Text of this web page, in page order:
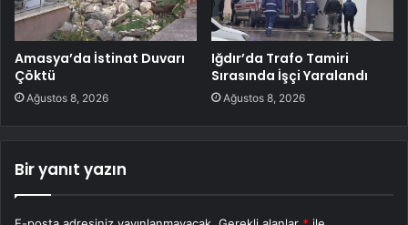
Amasya’da İstinat Duvarı
Çöktü
Ağustos 8, 2026
Iğdır’da Trafo Tamiri
Sırasında İşçi Yaralandı
Ağustos 8, 2026
Bir yanıt yazın